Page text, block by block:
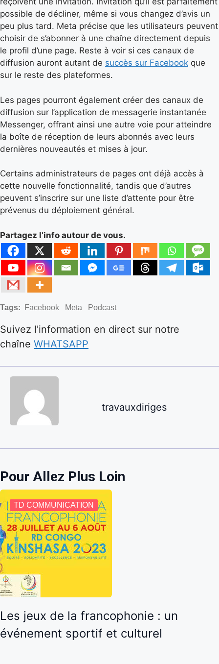
possible de décliner, même si vous changez d’avis un
peu plus tard. Meta précise que les utilisateurs peuvent
choisir de s’abonner à une chaîne directement depuis
le profil d’une page. Reste à voir si ces canaux de
diffusion auront autant de succès sur Facebook que
sur le reste des plateformes.
Les pages pourront également créer des canaux de
diffusion sur l’application de messagerie instantanée
Messenger, offrant ainsi une autre voie pour atteindre
la boîte de réception de leurs abonnés avec leurs
dernières nouveautés et mises à jour.
Certains administrateurs de pages ont déjà accès à
cette nouvelle fonctionnalité, tandis que d’autres
peuvent s’inscrire sur une liste d’attente pour être
prévenus du déploiement général.
Partagez l’info autour de vous.
Tags: Facebook Meta Podcast
Suivez l'information en direct sur notre
chaîne WHATSAPP
travauxdiriges
Pour Allez Plus Loin
TD COMMUNICATION
Les jeux de la francophonie : un
événement sportif et culturel